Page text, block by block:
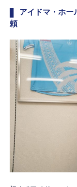
アイドマ・ホー
頼